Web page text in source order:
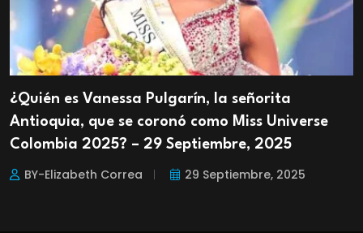
¿Quién es Vanessa Pulgarín, la señorita
Antioquia, que se coronó como Miss Universe
Colombia 2025? – 29 Septiembre, 2025
BY-Elizabeth Correa 29 Septiembre, 2025